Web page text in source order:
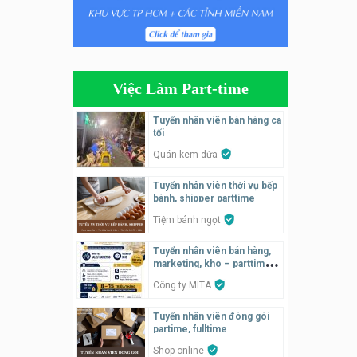
Tuyển nhân viên bán hàng
parttime
tiệm trà sữa
TRÀ SỮA THÁI LAN
hàng tiệm bánh ngọt
Tuyển nhân viên pha chế,
phục vụ bàn
SNACK BAR NHẬT
Tuyển quản lý, kế toán ca,
bếp, bếp chính lương cao
Nhà hàng Phố Men Chill
Việc Làm Part-time
Tuyển nhân viên bán hàng ca
tối
Quán kem dừa
Tuyển nhân viên thời vụ bếp
bánh, shipper parttime
Tiệm bánh ngọt
Tuyển nhân viên bán hàng,
marketing, kho – parttime,
Công ty MITA
Tuyển nhân viên đóng gói
partime, fulltime
Shop online